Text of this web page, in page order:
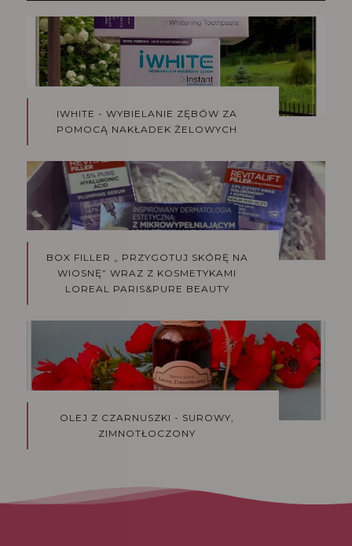
IWHITE - WYBIELANIE ZĘBÓW ZA
POMOCĄ NAKŁADEK ŻELOWYCH
BOX FILLER „ PRZYGOTUJ SKÓRĘ NA
WIOSNĘ” WRAZ Z KOSMETYKAMI
LOREAL PARIS&PURE BEAUTY
OLEJ Z CZARNUSZKI - SUROWY,
ZIMNOTŁOCZONY